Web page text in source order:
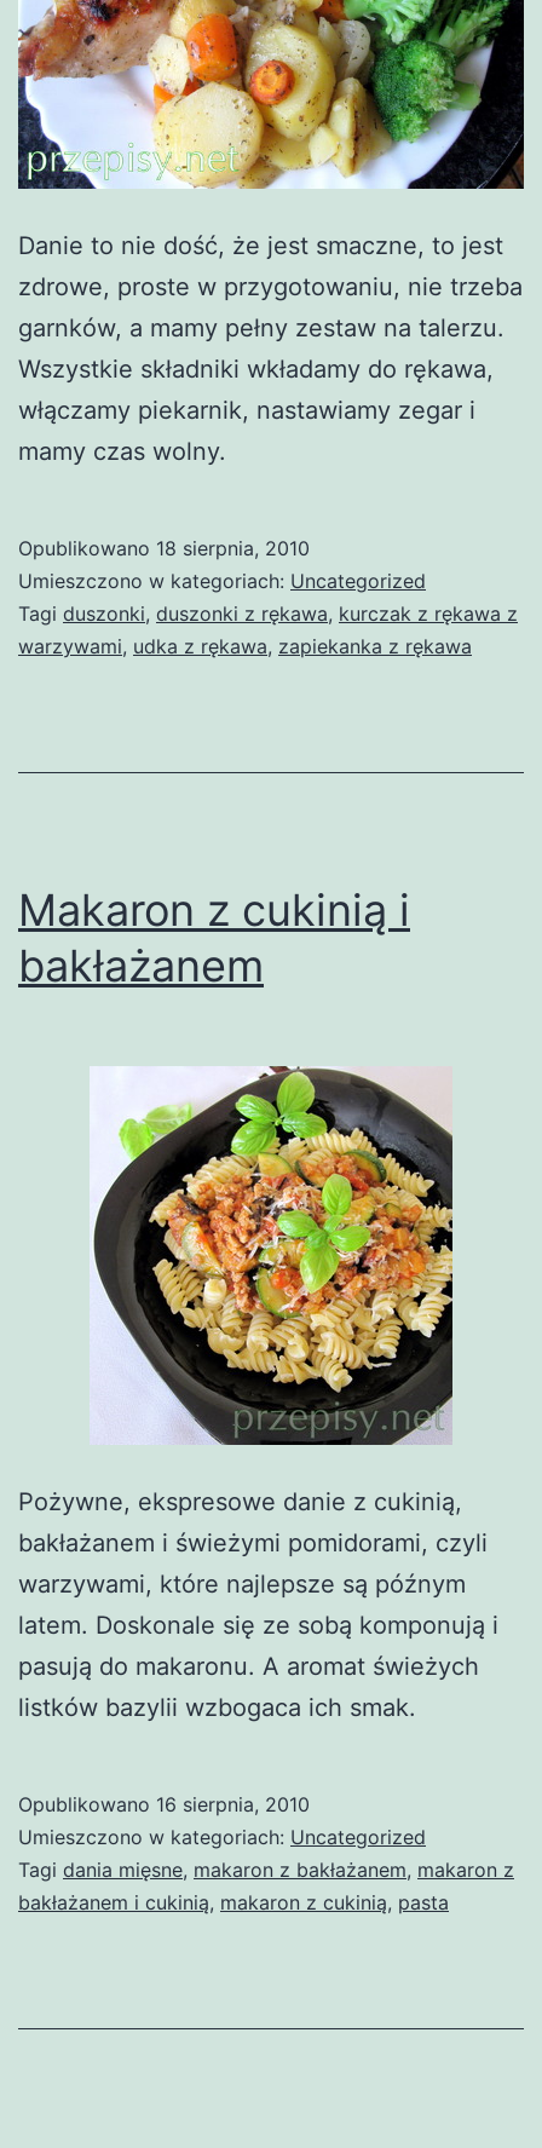
Danie to nie dość, że jest smaczne, to jest
zdrowe, proste w przygotowaniu, nie trzeba
garnków, a mamy pełny zestaw na talerzu.
Wszystkie składniki wkładamy do rękawa,
włączamy piekarnik, nastawiamy zegar i
mamy czas wolny.
Opublikowano 18 sierpnia, 2010
Umieszczono w kategoriach: Uncategorized
Tagi duszonki, duszonki z rękawa, kurczak z rękawa z
warzywami, udka z rękawa, zapiekanka z rękawa
Makaron z cukinią i
bakłażanem
Pożywne, ekspresowe danie z cukinią,
bakłażanem i świeżymi pomidorami, czyli
warzywami, które najlepsze są późnym
latem. Doskonale się ze sobą komponują i
pasują do makaronu. A aromat świeżych
listków bazylii wzbogaca ich smak.
Opublikowano 16 sierpnia, 2010
Umieszczono w kategoriach: Uncategorized
Tagi dania mięsne, makaron z bakłażanem, makaron z
bakłażanem i cukinią, makaron z cukinią, pasta